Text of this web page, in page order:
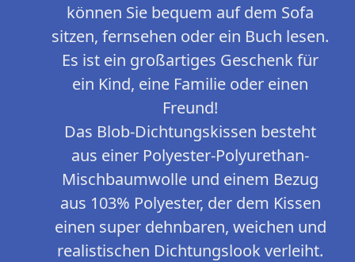
können Sie bequem auf dem Sofa
sitzen, fernsehen oder ein Buch lesen.
Es ist ein großartiges Geschenk für
ein Kind, eine Familie oder einen
Freund!
Das Blob-Dichtungskissen besteht
aus einer Polyester-Polyurethan-
Mischbaumwolle und einem Bezug
aus 103% Polyester, der dem Kissen
einen super dehnbaren, weichen und
realistischen Dichtungslook verleiht.